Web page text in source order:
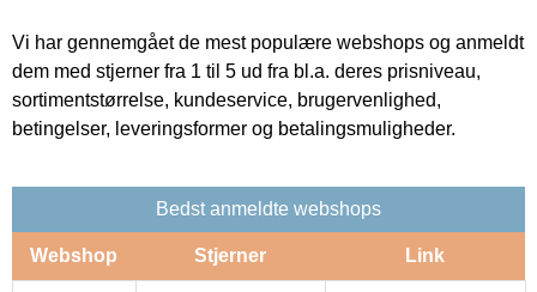
Vi har gennemgået de mest populære webshops og anmeldt
dem med stjerner fra 1 til 5 ud fra bl.a. deres prisniveau,
sortimentstørrelse, kundeservice, brugervenlighed,
betingelser, leveringsformer og betalingsmuligheder.
Bedst anmeldte webshops
Webshop Stjerner Link